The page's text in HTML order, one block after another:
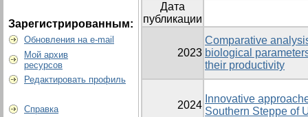
Зарегистрированным:
Обновления на e-mail
Мой архив
ресурсов
Редактировать профиль
Справка
Дата
публикации
2023
Comparative
biological
their productivity
2024
Innovative
Southern Steppe of